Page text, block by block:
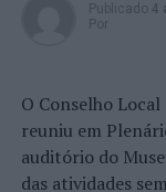
Publicado 4
Por
O Conselho Local
reuniu em
auditório do
das atividades